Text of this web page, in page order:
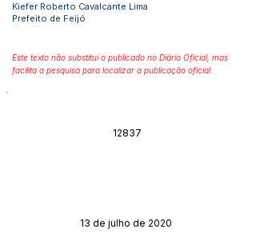
Kiefer Roberto Cavalcante Lima
Prefeito de Feijó
Este texto não substitui o publicado no Diário Oficial, mas
facilita a pesquisa para localizar a publicação oficial.
12837
13 de julho de 2020